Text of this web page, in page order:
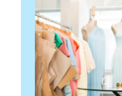
کو
متعارف
کروائیں!
7 اپریل 2024
مزید پڑھ "